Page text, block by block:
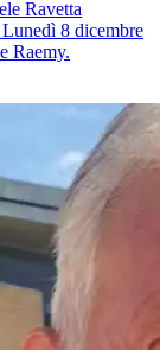
Ravetta
8 dicembre
Raemy.